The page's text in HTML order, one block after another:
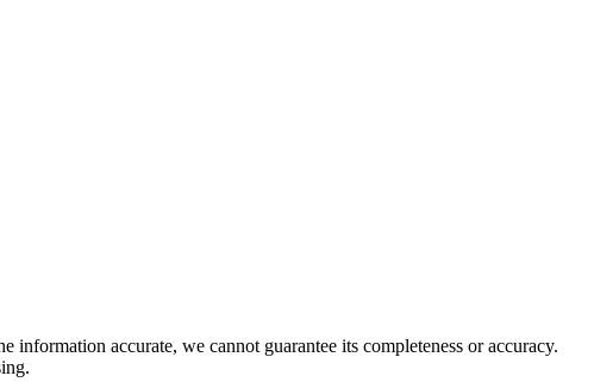
accurate, we cannot guarantee its completeness or accuracy.